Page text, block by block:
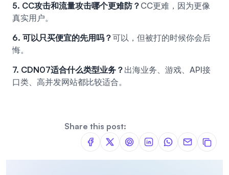
5. CC攻击和流量攻击哪个更难防？ CC更难，因为更像
真实用户。
6. 可以只买便宜的先用吗？可以，但被打的时候你会后
悔。
7. CDN07适合什么类型业务？ 出海业务、游戏、API接
口类、高并发网站都比较适合。
Share this post: